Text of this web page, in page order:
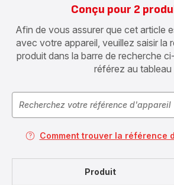
Conçu pour 2
Afin de vous assurer que cet article
avec votre appareil, veuillez saisir la
produit dans la barre de recherche
référez au tableau
Comment trouver la référence
Produit